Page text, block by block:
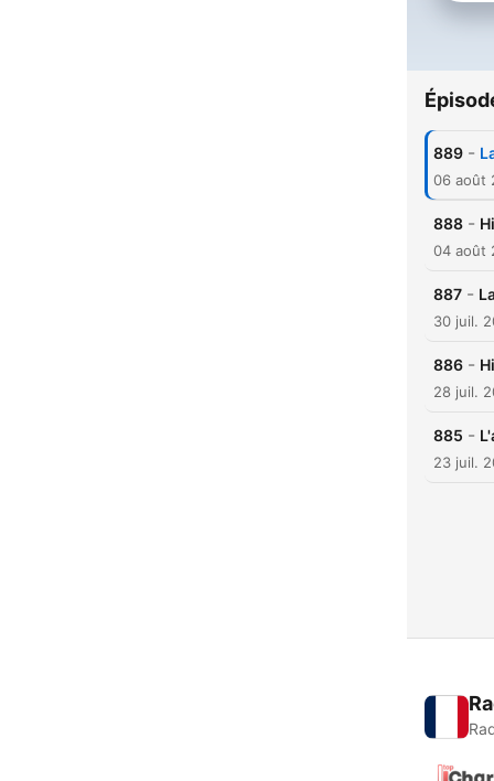
889 -
06 août
888 -
04 août
887 -
30 juil.
886 -
28 juil.
885 -
23 juil.